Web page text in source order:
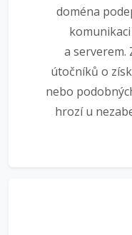
doména
a serverem.
útočníků o
nebo
hrozí u